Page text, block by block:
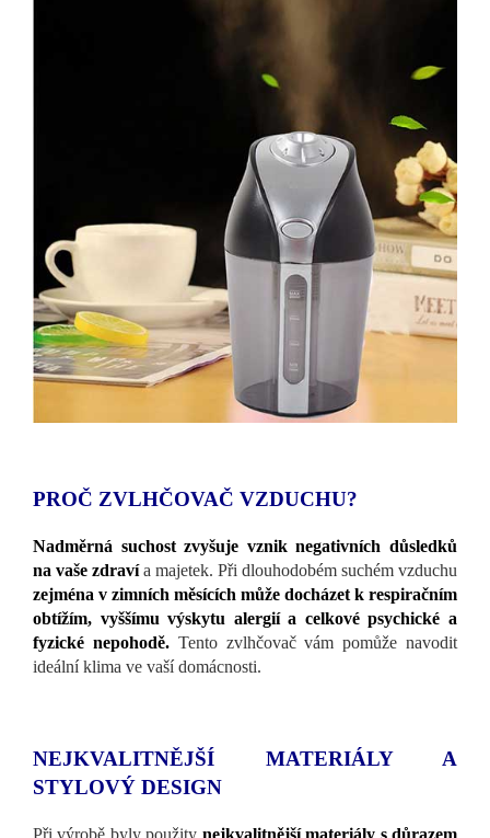
PROČ ZVLHČOVAČ VZDUCHU?
Nadměrná suchost zvyšuje vznik negativních důsledků
na vaše zdravía majetek. Při dlouhodobém suchém vzduchu
zejména v zimních měsících může docházet k respiračním
obtížím, vyššímu výskytu alergií a celkové psychické a
fyzické nepohodě. Tento zvlhčovač vám pomůže navodit
ideální klima ve vaší domácnosti.
NEJKVALITNĚJŠÍ MATERIÁLY A
STYLOVÝ DESIGN